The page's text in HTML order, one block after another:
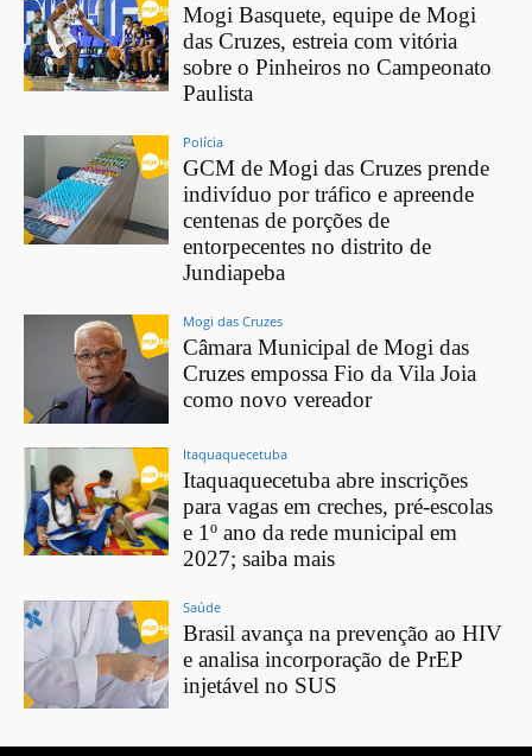
Mogi Basquete, equipe de Mogi
das Cruzes, estreia com vitória
sobre o Pinheiros no Campeonato
Paulista
Polícia
GCM de Mogi das Cruzes prende
indivíduo por tráfico e apreende
centenas de porções de
entorpecentes no distrito de
Jundiapeba
Mogi das Cruzes
Câmara Municipal de Mogi das
Cruzes empossa Fio da Vila Joia
como novo vereador
Itaquaquecetuba
Itaquaquecetuba abre inscrições
para vagas em creches, pré-escolas
e 1º ano da rede municipal em
2027; saiba mais
Saúde
Brasil avança na prevenção ao HIV
e analisa incorporação de PrEP
injetável no SUS